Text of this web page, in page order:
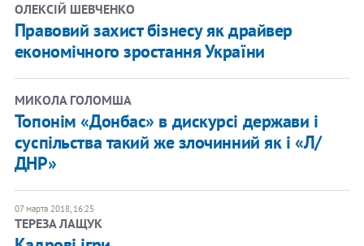
ОЛЕКСІЙ ШЕВЧЕНКО
Правовий захист бізнесу як драйвер
економічного зростання України
МИКОЛА ГОЛОМША
​Топонім «Донбас» в дискурсі держави і
суспільства такий же злочинний як і «Л/
ДНР»
07 марта 2018, 16:25
ТЕРЕЗА ЛАЩУК